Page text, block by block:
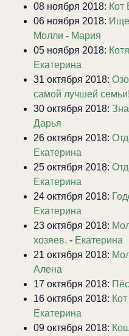
08 ноября 2018: Кот
06 ноября 2018:
Молли - Мария
05 ноября 2018:
Екатерина
31 октября 2018:
самой лучшей семьи!
30 октября 2018:
Дарья
26 октября 2018:
Екатерина
25 октября 2018:
Екатерина
24 октября 2018:
Екатерина
23 октября 2018:
хозяев. - Екатерина
21 октября 2018:
Алена
17 октября 2018:
16 октября 2018:
Екатерина
09 октября 2018: